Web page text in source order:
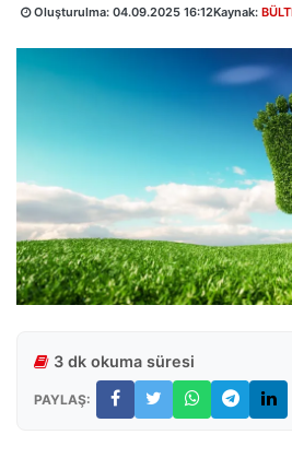
Oluşturulma: 04.09.2025 16:12Kaynak:
3 dk okuma süresi
PAYLAŞ: